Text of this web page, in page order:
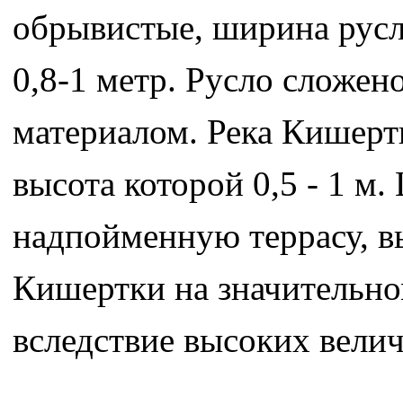
обрывистые, ширина
0,8-1 метр. Русло
материалом. Река
высота которой 0,5 - 1
надпойменную террасу,
Кишертки на
вследствие высоких